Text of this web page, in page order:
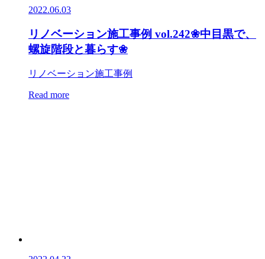
2022.06.03
リノベーション施工事例 vol.242❀中目黒で、
螺旋階段と暮らす❀
リノベーション施工事例
Read more